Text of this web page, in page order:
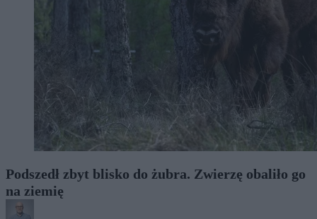
Podszedł zbyt blisko do żubra. Zwierzę obaliło go
na ziemię